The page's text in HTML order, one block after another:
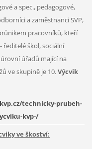
a spec., pedagogové,
a zaměstnanci SVP,
pracovníků, kteří
ředitelé škol, sociální
úřadů mající na
ve skupině je 10. Výcvik
technicky-prubeh-
kvp-/
ve škoství: